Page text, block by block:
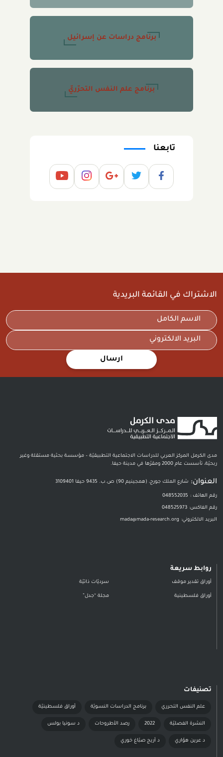
برنامج دراسات عن إسرائيل
برنامج علم النفس التحرّريّ
تابعنا
الاشتراك في القائمة البريدية
ارسال
مدى الكرمل المركز العربي للدراسات الاجتماعية التطبيقيّة – مؤسسة بحثية مستقلة وغير
ربحيّة، تأسست عام 2000 ومقرّها في مدينة حيفا.
العنوان: شارع الملك جورج، (همجينيم 90) ص.ب. 9435 حيفا 3109401
رقم الهاتف : 048552035
رقم الفاكس: 048525973
البريد الالكتروني: mada@mada-research.org
روابط سريعة
أوراق تقدير موقف سرديّات ذاتيّة
أوراق فلسطينية مجلة “جدل”
تصنيفات
علم النفس التحرري برنامج الدراسات النسويّة أوراق فلسطينيّة
النشرة الفصليّة 2022 رصد الأطروحات د سونيا بولس
د عرين هوّاري د أريج صبّاغ خوري